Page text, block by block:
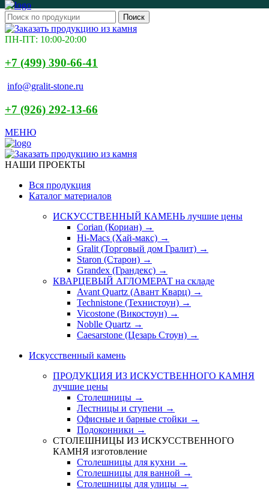
Поиск
ПН-ПТ: 10:00-20:00
+7 (499) 390-66-41
info@gralit-stone.ru
+7 (926) 292-13-66
МЕНЮ
НАШИ ПРОЕКТЫ
Вся продукция
Каталог материалов
ИСКУССТВЕННЫЙ КАМЕНЬ лучшие цены
Corian (Кориан) →
Hi-Macs (Хай-макс) →
Gralit (Торговый дом Гралит) →
Staron (Старон) →
Grandex (Грандекс) →
КВАРЦЕВЫЙ АГЛОМЕРАТ на складе
Avant Quartz (Авант Кварц) →
Technistone (Технистоун) →
Vicostone (Викостоун) →
Noblle Quartz →
Caesarstone (Цезарь Стоун) →
Искусственный камень
ПРОДУКЦИЯ ИЗ ИСКУСТВЕННОГО КАМНЯ
лучшие цены
Столешницы →
Лестницы и ступени →
Офисные и барные стойки →
Подоконники →
СТОЛЕШНИЦЫ ИЗ ИСКУССТВЕННОГО
КАМНЯ изготовление
Столешницы для кухни →
Столешницы для ванной →
Столешницы для улицы →